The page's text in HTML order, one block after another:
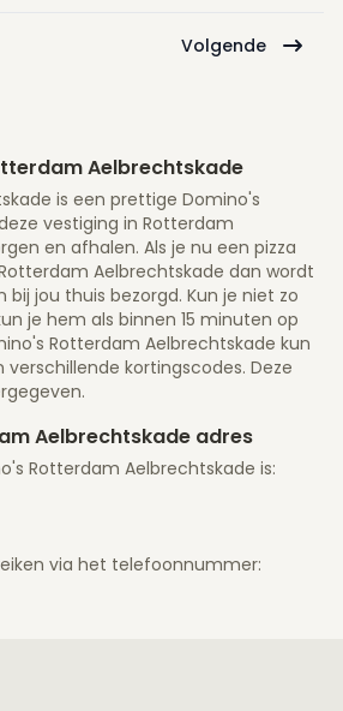
Volgende
Aelbrechtskade
is een prettige Domino's
vestiging in Rotterdam
en afhalen. Als je nu een pizza
Aelbrechtskade dan wordt
jou thuis bezorgd. Kun je niet zo
je hem als binnen 15 minuten op
Rotterdam Aelbrechtskade kun
kortingscodes. Deze
Aelbrechtskade adres
Rotterdam Aelbrechtskade is:
via het telefoonnummer: